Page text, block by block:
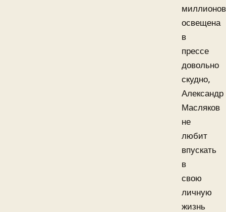
миллионов
освещена
в
прессе
довольно
скудно,
Александр
Масляков
не
любит
впускать
в
свою
личную
жизнь